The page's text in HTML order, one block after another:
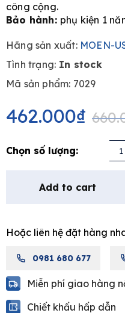
công cộng.
Bảo hành: phụ kiện 1
Hãng sản xuất:MOEN-
Tình trạng: In stock
Mã sản phẩm: 7029
Original
price
was:
660.000₫.
462.000₫
Current
price
is:
462.000₫.
bằng
gỉ
7029
quantity
Add to cart
Hoặc liên hệ đặt hàng
0981 680 677
Miễn phí giao hàng
Chiết khấu hấp dẫn